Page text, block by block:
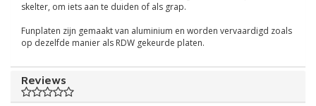
skelter, om iets aan te duiden of als grap.
Funplaten zijn gemaakt van aluminium en worden vervaardigd zoals
op dezelfde manier als RDW gekeurde platen.
Reviews